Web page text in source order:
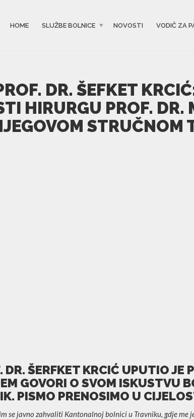
HOME SLUŽBE BOLNICE NOVOSTI VODIČ ZA
DR. ŠEFKET
HIRURGU PROF. DR.
STRUČNOM
DR. ŠERFKET KRCIĆ UPUTIO JE
GOVORI O SVOM ISKUSTVU
PISMO PRENOSIMO U
se javno zahvaliti Kantonalnoj bolnici u Travniku, gdje me